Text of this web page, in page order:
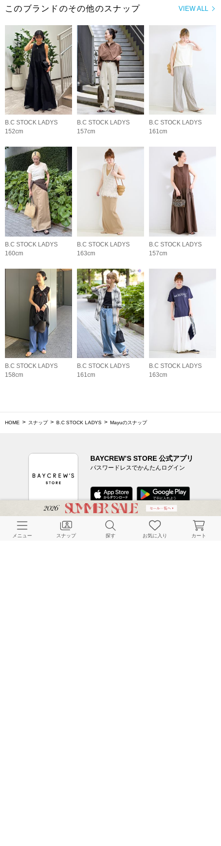
VIEW ALL
このブランドのその他のスナップ
B.C STOCK LADYS
152cm
B.C STOCK LADYS
157cm
B.C STOCK LADYS
161cm
B.C STOCK LADYS
160cm
B.C STOCK LADYS
163cm
B.C STOCK LADYS
157cm
B.C STOCK LADYS
158cm
B.C STOCK LADYS
161cm
B.C STOCK LADYS
163cm
HOME スナップ B.C STOCK LADYS Mayuのスナップ
BAYCREW’S STORE 公式アプリ
パスワードレスでかんたんログイン
CUSTOMER SERVICE
メニュー スナップ 探す お気に入り カート